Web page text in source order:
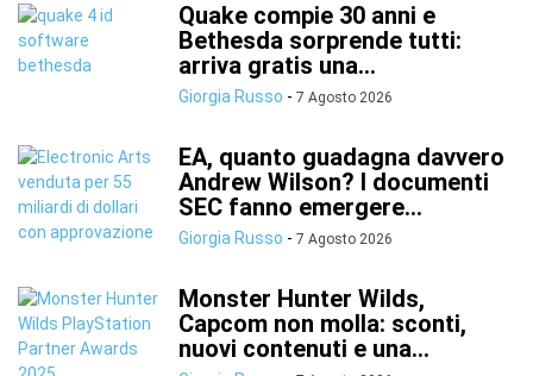
Quake compie 30 anni e
Bethesda sorprende tutti:
arriva gratis una...
Giorgia Russo - 7 Agosto 2026
EA, quanto guadagna davvero
Andrew Wilson? I documenti
SEC fanno emergere...
Giorgia Russo - 7 Agosto 2026
Monster Hunter Wilds,
Capcom non molla: sconti,
nuovi contenuti e una...